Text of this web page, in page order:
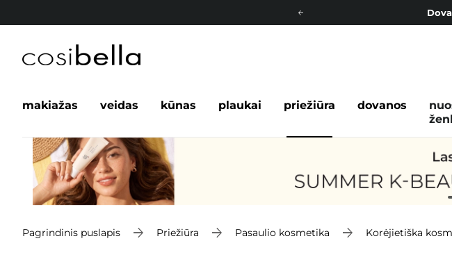
Nemokamas
makiažas veidas kūnas plaukai priežiūra dovanos
Pagrindinis puslapis Priežiūra Pasaulio kosmetika Korėjietiška